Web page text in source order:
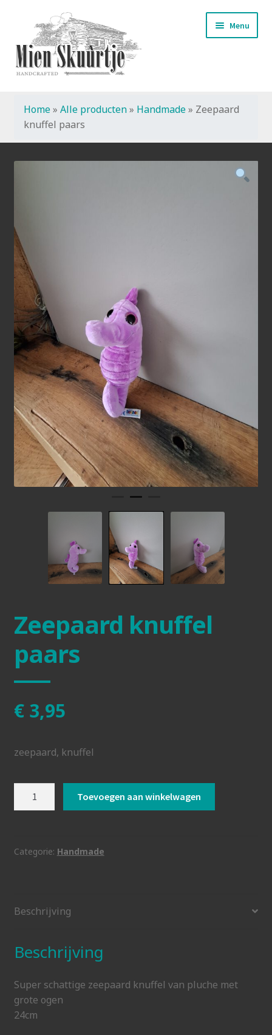
naar
navigatie
de
inhoud
Menu
Start
Handmade
Home» Alle producten» Handmade» Zeepaard
knuffel paars
Zeepaard knuffel
paars
€3,95
zeepaard, knuffel
Toevoegen aan winkelwagen
Categorie: Handmade
Beschrijving
Beschrijving
Super schattige zeepaard knuffel van pluche met
grote ogen
24cm